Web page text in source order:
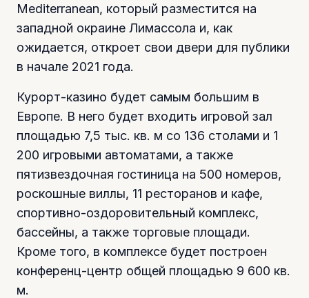
Mediterranean, который разместится на
западной окраине Лимассола и, как
ожидается, откроет свои двери для публики
в начале 2021 года.
Курорт-казино будет самым большим в
Европе. В него будет входить игровой зал
площадью 7,5 тыс. кв. м со 136 столами и 1
200 игровыми автоматами, а также
пятизвездочная гостиница на 500 номеров,
роскошные виллы, 11 ресторанов и кафе,
спортивно-оздоровительный комплекс,
бассейны, а также торговые площади.
Кроме того, в комплексе будет построен
конференц-центр общей площадью 9 600 кв.
м.